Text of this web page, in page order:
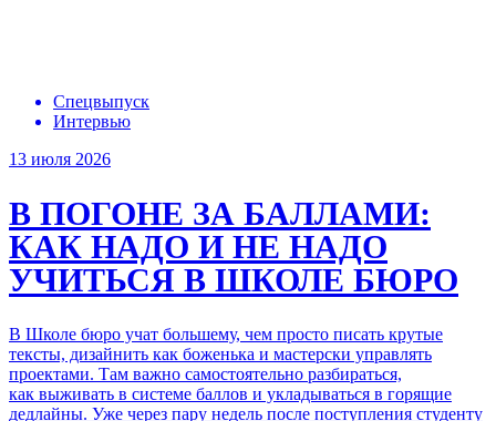
Спецвыпуск
Интервью
13 июля 2026
В ПОГОНЕ ЗА БАЛЛАМИ:
КАК НАДО И НЕ НАДО
УЧИТЬСЯ В ШКОЛЕ БЮРО
В Школе бюро учат большему, чем просто писать крутые
тексты, дизайнить как боженька и мастерски управлять
проектами. Там важно самостоятельно разбираться,
как выживать в системе баллов и укладываться в горящие
дедлайны. Уже через пару недель после поступления студенту